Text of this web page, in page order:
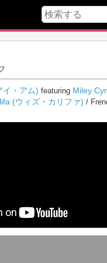
イ・アム) featuring Miley
(ウィズ・カリファ) /